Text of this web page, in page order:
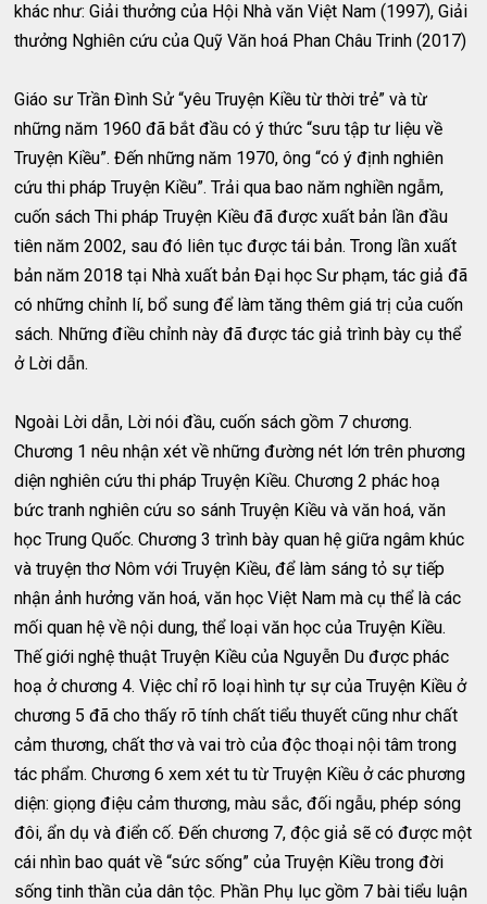
khác như: Giải thưởng của Hội Nhà văn Việt Nam (1997), Giải
thưởng Nghiên cứu của Quỹ Văn hoá Phan Châu Trinh (2017)
Giáo sư Trần Đình Sử “yêu Truyện Kiều từ thời trẻ” và từ
những năm 1960 đã bắt đầu có ý thức “sưu tập tư liệu về
Truyện Kiều”. Đến những năm 1970, ông “có ý định nghiên
cứu thi pháp Truyện Kiều”. Trải qua bao năm nghiền ngẫm,
cuốn sách Thi pháp Truyện Kiều đã được xuất bản lần đầu
tiên năm 2002, sau đó liên tục được tái bản. Trong lần xuất
bản năm 2018 tại Nhà xuất bản Đại học Sư phạm, tác giả đã
có những chỉnh lí, bổ sung để làm tăng thêm giá trị của cuốn
sách. Những điều chỉnh này đã được tác giả trình bày cụ thể
ở Lời dẫn.
Ngoài Lời dẫn, Lời nói đầu, cuốn sách gồm 7 chương.
Chương 1 nêu nhận xét về những đường nét lớn trên phương
diện nghiên cứu thi pháp Truyện Kiều. Chương 2 phác hoạ
bức tranh nghiên cứu so sánh Truyện Kiều và văn hoá, văn
học Trung Quốc. Chương 3 trình bày quan hệ giữa ngâm khúc
và truyện thơ Nôm với Truyện Kiều, để làm sáng tỏ sự tiếp
nhận ảnh hưởng văn hoá, văn học Việt Nam mà cụ thể là các
mối quan hệ về nội dung, thể loại văn học của Truyện Kiều.
Thế giới nghệ thuật Truyện Kiều của Nguyễn Du được phác
hoạ ở chương 4. Việc chỉ rõ loại hình tự sự của Truyện Kiều ở
chương 5 đã cho thấy rõ tính chất tiểu thuyết cũng như chất
cảm thương, chất thơ và vai trò của độc thoại nội tâm trong
tác phẩm. Chương 6 xem xét tu từ Truyện Kiều ở các phương
diện: giọng điệu cảm thương, màu sắc, đối ngẫu, phép sóng
đôi, ẩn dụ và điển cố. Đến chương 7, độc giả sẽ có được một
cái nhìn bao quát về “sức sống” của Truyện Kiều trong đời
sống tinh thần của dân tộc. Phần Phụ lục gồm 7 bài tiểu luận